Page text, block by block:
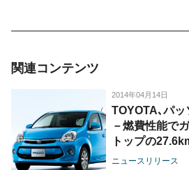
関連コンテンツ
2014年04月14日
TOYOTA､パ
－燃費性能で
トップの
ニュースリリース